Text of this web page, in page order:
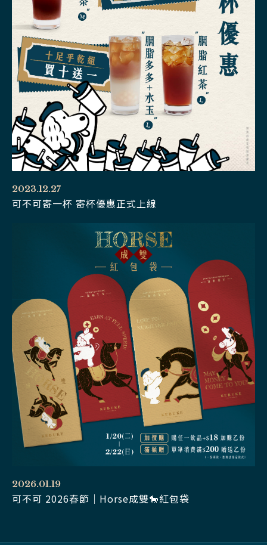
2023.12.27
可不可寄一杯 寄杯優惠正式上線
2026.01.19
可不可 2026春節｜Horse成雙🐎紅包袋